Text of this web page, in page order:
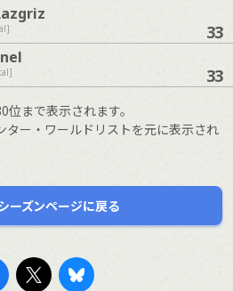
33
33
まで表示されます。
ー・ワールドリストを元に表示され
ーズンページに戻る